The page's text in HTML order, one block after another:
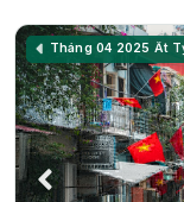
Tháng 04 2025 Ất